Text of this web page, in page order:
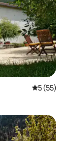
5 de uma
5 (55)